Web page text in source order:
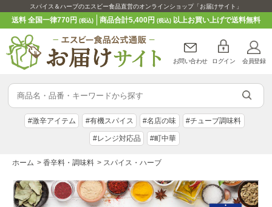
スパイス＆ハーブのエスビー食品直営のオンラインショップ「お届けサイト」
送料 全国一律770円(税込) 商品合計5,400円 (税込)以上お買い上げで送料無料
お問い合わせ ログイン 会員登録
#激辛アイテム #有機スパイス #名店の味 #チューブ調味料
#レンジ対応品 #町中華
ホーム > 香辛料・調味料 > スパイス・ハーブ